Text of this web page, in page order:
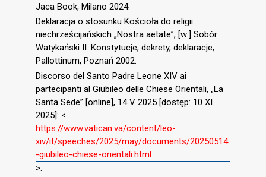
Jaca Book, Milano 2024.
Deklaracja o stosunku Kościoła do religii
niechrześcijańskich „Nostra aetate”, [w:] Sobór
Watykański II. Konstytucje, dekrety, deklaracje,
Pallottinum, Poznań 2002.
Discorso del Santo Padre Leone XIV ai
partecipanti al Giubileo delle Chiese Orientali, „La
Santa Sede” [online], 14 V 2025 [dostęp: 10 XI
2025]: <
https://www.vatican.va/content/leo-
xiv/it/speeches/2025/may/documents/20250514
-giubileo-chiese-orientali.html
>.